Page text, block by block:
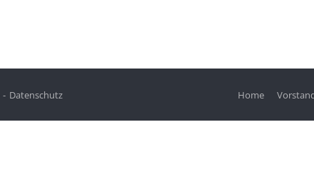
Datenschutz Home